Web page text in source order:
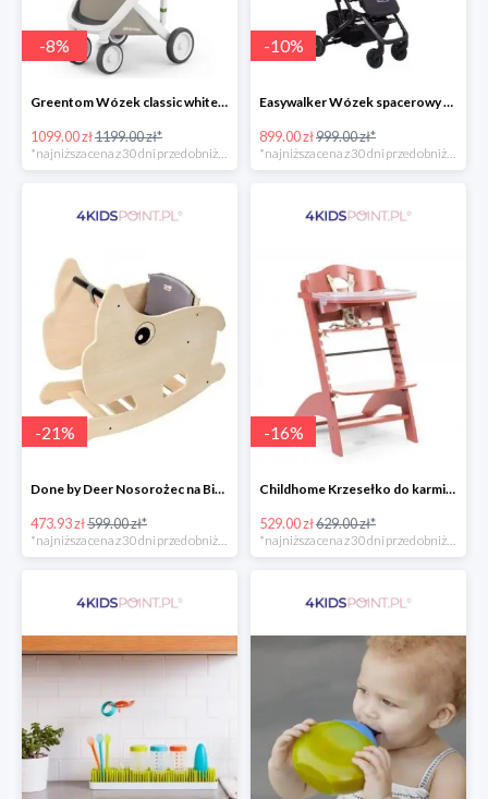
-8%
Greentom Wózek classic white-sand
1099.00 zł1199.00 zł*
*najniższa cena z 30 dni przed obniżką
-10%
Easywalker Wózek spacerowy z osłonką przeciwdeszczową Buggy XS Minnie Ornament Disney
899.00 zł999.00 zł*
*najniższa cena z 30 dni przed obniżką
-21%
Done by Deer Nosorożec na Biegunach
473.93 zł599.00 zł*
-16%
Childhome Krzesełko do karmienia Lambda 3 ceglaste
529.00 zł629.00 zł*